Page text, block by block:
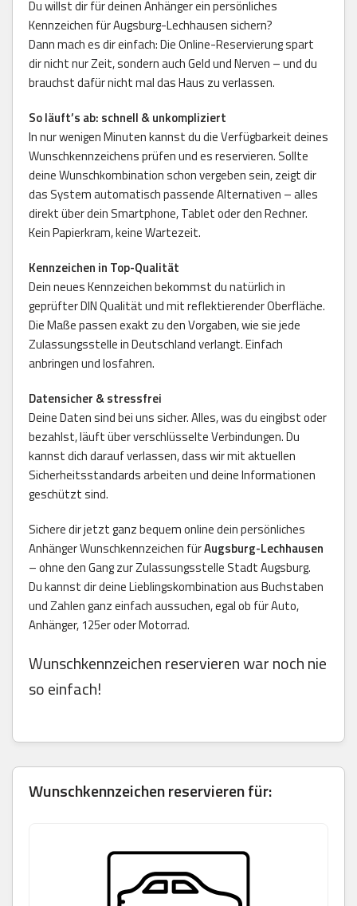
Du willst dir für deinen Anhänger ein persönliches
Kennzeichen für Augsburg-Lechhausen sichern?
Dann mach es dir einfach: Die Online-Reservierung spart
dir nicht nur Zeit, sondern auch Geld und Nerven – und du
brauchst dafür nicht mal das Haus zu verlassen.
So läuft’s ab: schnell & unkompliziert
In nur wenigen Minuten kannst du die Verfügbarkeit deines
Wunschkennzeichens prüfen und es reservieren. Sollte
deine Wunschkombination schon vergeben sein, zeigt dir
das System automatisch passende Alternativen – alles
direkt über dein Smartphone, Tablet oder den Rechner.
Kein Papierkram, keine Wartezeit.
Kennzeichen in Top-Qualität
Dein neues Kennzeichen bekommst du natürlich in
geprüfter DIN Qualität und mit reflektierender Oberfläche.
Die Maße passen exakt zu den Vorgaben, wie sie jede
Zulassungsstelle in Deutschland verlangt. Einfach
anbringen und losfahren.
Datensicher & stressfrei
Deine Daten sind bei uns sicher. Alles, was du eingibst oder
bezahlst, läuft über verschlüsselte Verbindungen. Du
kannst dich darauf verlassen, dass wir mit aktuellen
Sicherheitsstandards arbeiten und deine Informationen
geschützt sind.
Sichere dir jetzt ganz bequem online dein persönliches
Anhänger Wunschkennzeichen fürAugsburg-Lechhausen
– ohne den Gang zur Zulassungsstelle Stadt Augsburg.
Du kannst dir deine Lieblingskombination aus Buchstaben
und Zahlen ganz einfach aussuchen, egal ob für Auto,
Anhänger, 125er oder Motorrad.
Wunschkennzeichen reservieren war noch nie
so einfach!
Wunschkennzeichen reservieren für: